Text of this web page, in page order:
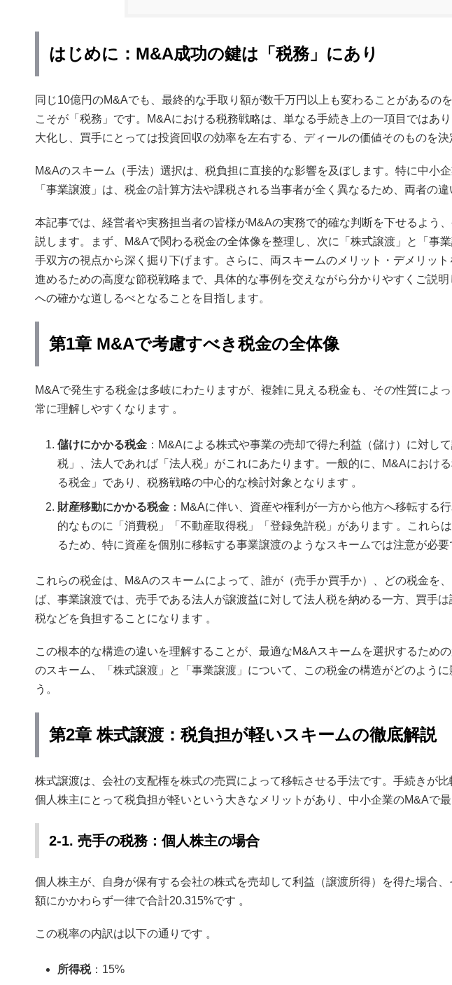
はじめに：M&A成功の鍵は「税務」にあり
同じ10億円のM&Aでも、最終的な手取り額が数千万円以上も変わることがあるの
こそが「税務」です。M&Aにおける税務戦略は、単なる手続き上の一項目ではあ
大化し、買手にとっては投資回収の効率を左右する、ディールの価値そのものを決
M&Aのスキーム（手法）選択は、税負担に直接的な影響を及ぼします。特に中小
「事業譲渡」は、税金の計算方法や課税される当事者が全く異なるため、両者の
本記事では、経営者や実務担当者の皆様がM&Aの実務で的確な判断を下せるよう
説します。まず、M&Aで関わる税金の全体像を整理し、次に「株式譲渡」と「事
手双方の視点から深く掘り下げます。さらに、両スキームのメリット・デメリッ
進めるための高度な節税戦略まで、具体的な事例を交えながら分かりやすくご説
への確かな道しるべとなることを目指します。
第1章 M&Aで考慮すべき税金の全体像
M&Aで発生する税金は多岐にわたりますが、複雑に見える税金も、その性質によ
常に理解しやすくなります 。
儲けにかかる税金 ：M&Aによる株式や事業の売却で得た利益（儲け）に対し
税」、法人であれば「法人税」がこれにあたります。一般的に、M&Aにおけ
る税金」であり、税務戦略の中心的な検討対象となります 。
財産移動にかかる税金 ：M&Aに伴い、資産や権利が一方から他方へ移転する
的なものに「消費税」「不動産取得税」「登録免許税」があります 。これら
るため、特に資産を個別に移転する事業譲渡のようなスキームでは注意が必要
これらの税金は、M&Aのスキームによって、誰が（売手か買手か）、どの税金を
ば、事業譲渡では、売手である法人が譲渡益に対して法人税を納める一方、買手
税などを負担することになります 。
この根本的な構造の違いを理解することが、最適なM&Aスキームを選択するため
のスキーム、「株式譲渡」と「事業譲渡」について、この税金の構造がどのよう
う。
第2章 株式譲渡：税負担が軽いスキームの徹底解説
株式譲渡は、会社の支配権を株式の売買によって移転させる手法です。手続きが
個人株主にとって税負担が軽いという大きなメリットがあり、中小企業のM&Aで最
2-1. 売手の税務：個人株主の場合
個人株主が、自身が保有する会社の株式を売却して利益（譲渡所得）を得た場合
額にかかわらず一律で合計20.315%です 。
この税率の内訳は以下の通りです 。
所得税：15%